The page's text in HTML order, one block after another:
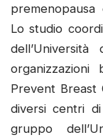
Lo studio
Prevent Breast
diversi centri
gruppo